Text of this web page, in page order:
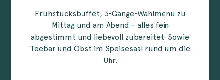
Frühstücksbuffet, 3-Gänge-Wahlmenü zu
Mittag und am Abend – alles fein
abgestimmt und liebevoll zubereitet. Sowie
Teebar und Obst im Speisesaal rund um die
Uhr.